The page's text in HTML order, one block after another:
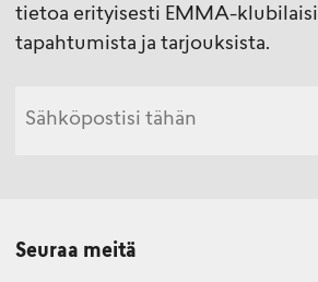
tietoa erityisesti EMMA-
tapahtumista ja tarjouksista.
Seuraa meitä